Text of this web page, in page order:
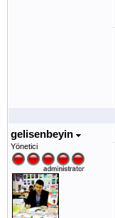
gelisenbeyin
Yönetici